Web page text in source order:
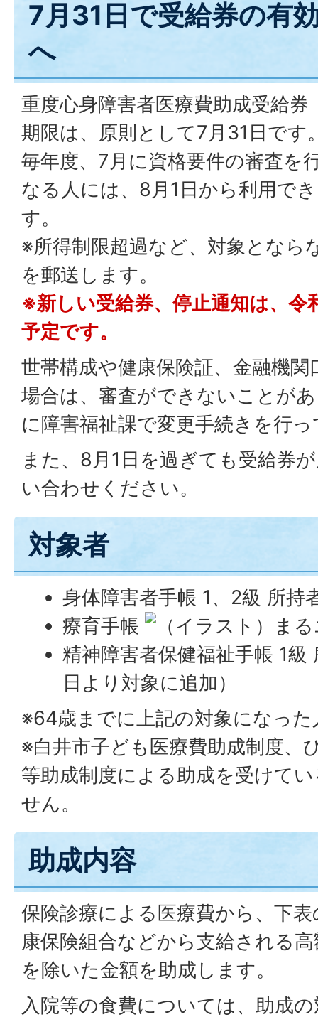
7月31日で受給券の有
へ
重度心身障害者医療費助成受給
期限は、原則として7月31日です
毎年度、7月に資格要件の審査を
なる人には、8月1日から利用で
す。
※所得制限超過など、対象となら
を郵送します。
※新しい受給券、停止通知は、令
予定です。
世帯構成や健康保険証、金融機
場合は、審査ができないことが
に障害福祉課で変更手続きを行
また、8月1日を過ぎても受給券
い合わせください。
対象者
身体障害者手帳 1、2級 所持
療育手帳
精神障害者保健福祉手帳 1級
日より対象に追加）
※64歳までに上記の対象になっ
※白井市子ども医療費助成制度、
等助成制度による助成を受けて
せん。
助成内容
保険診療による医療費から、下
康保険組合などから支給される
を除いた金額を助成します。
入院等の食費については、助成